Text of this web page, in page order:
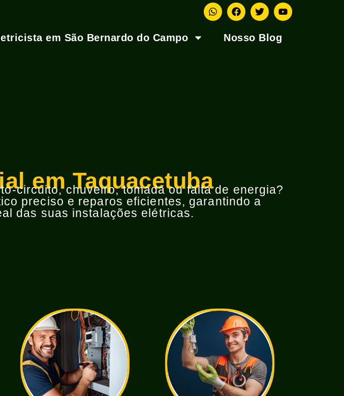
em São Bernardo do Campo Nosso Blog
em Taquacetuba
circuito, chuveiro, tomada ou falta de energia?
preciso e reparos eficientes, garantindo a
das suas instalações elétricas.